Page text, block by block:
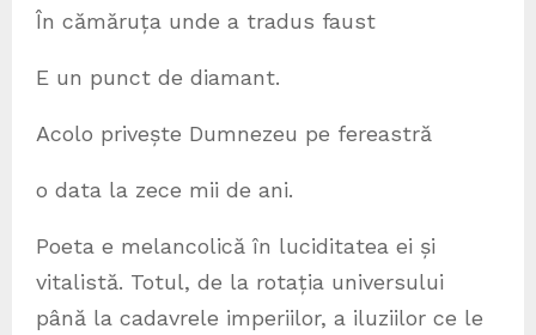
În cămăruța unde a tradus faust
E un punct de diamant.
Acolo privește Dumnezeu pe fereastră
o data la zece mii de ani.
Poeta e melancolică în luciditatea ei și
vitalistă. Totul, de la rotația universului
până la cadavrele imperiilor, a iluziilor ce le